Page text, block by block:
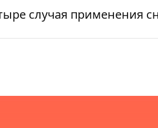
случая применения